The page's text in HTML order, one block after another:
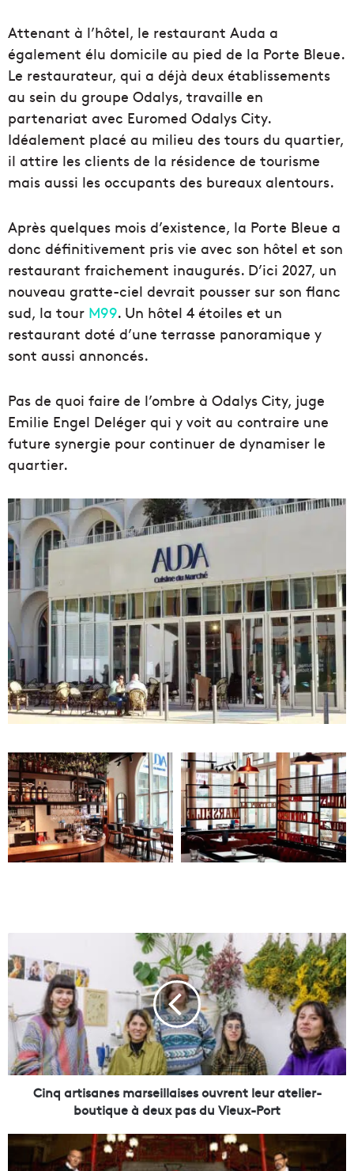
Attenant à l’hôtel, le restaurant Auda a
également élu domicile au pied de la Porte Bleue.
Le restaurateur, qui a déjà deux établissements
au sein du groupe Odalys, travaille en
partenariat avec Euromed Odalys City.
Idéalement placé au milieu des tours du quartier,
il attire les clients de la résidence de tourisme
mais aussi les occupants des bureaux alentours.
Après quelques mois d’existence, la Porte Bleue a
donc définitivement pris vie avec son hôtel et son
restaurant fraichement inaugurés. D’ici 2027, un
nouveau gratte-ciel devrait pousser sur son flanc
sud, la tour M99. Un hôtel 4 étoiles et un
restaurant doté d’une terrasse panoramique y
sont aussi annoncés.
Pas de quoi faire de l’ombre à Odalys City, juge
Emilie Engel Deléger qui y voit au contraire une
future synergie pour continuer de dynamiser le
quartier.
i
n
a
r
s
s
Cinq artisanes marseillaises ouvrent leur atelier-
boutique à deux pas du Vieux-Port
U